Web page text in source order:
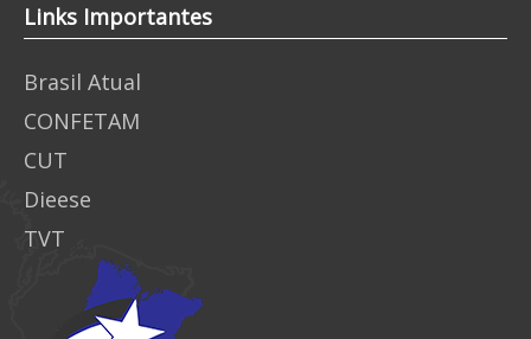
Links Importantes
Brasil Atual
CONFETAM
CUT
Dieese
TVT